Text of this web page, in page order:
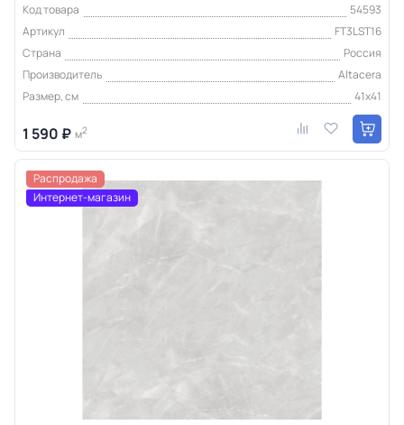
Код товара
54593
Артикул
FT3LST16
Страна
Россия
Производитель
Altacera
Размер, см
41x41
1 590 ₽ м2
Распродажа
Интернет-магазин